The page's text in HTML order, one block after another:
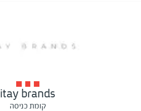
itay brands
קומת כניסה